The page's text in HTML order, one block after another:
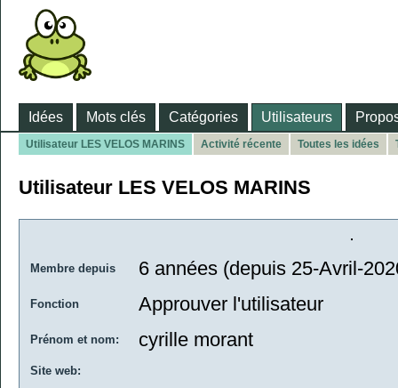
Idées Mots clés Catégories Utilisateurs
Utilisateur LES VELOS MARINS Activité récente Toutes les idées
Utilisateur LES VELOS MARINS
Membre depuis 6 années (depuis 25-Avril-
Fonction Approuver l'utilisateur
Prénom et nom: cyrille morant
Site web: